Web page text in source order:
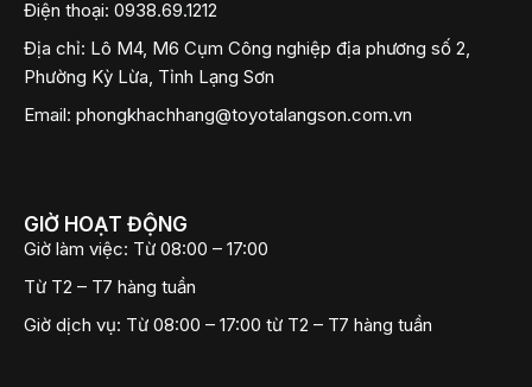
Điện thoại: 0938.69.1212
Địa chỉ: Lô M4, M6 Cụm Công nghiệp địa phương số 2,
Phường Kỳ Lừa, Tỉnh Lạng Sơn
Email: phongkhachhang@toyotalangson.com.vn
GIỜ HOẠT ĐỘNG
Giờ làm việc: Từ 08:00 – 17:00
Từ T2 – T7 hàng tuần
Giờ dịch vụ: Từ 08:00 – 17:00 từ T2 – T7 hàng tuần